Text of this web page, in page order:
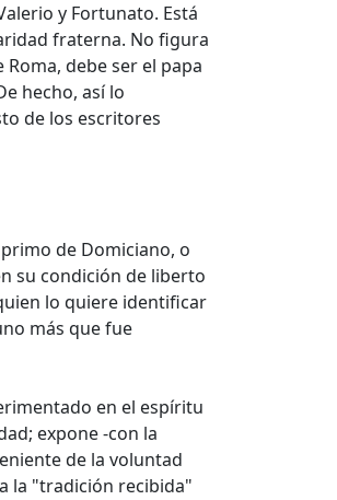
y Fortunato. Está
fraterna. No figura
debe ser el papa
hecho, así lo
de los escritores
de Domiciano, o
su condición de liberto
lo quiere identificar
más que fue
en el espíritu
expone -con la
de la voluntad
la "tradición recibida"